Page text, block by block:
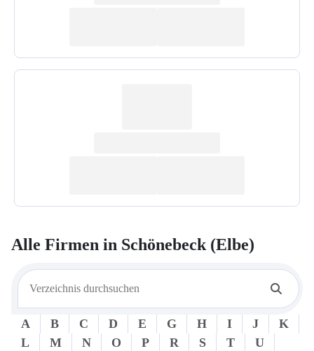
Alle Firmen in Schönebeck (Elbe)
A B C D E G H I J
K
L
M N O P R S T
U